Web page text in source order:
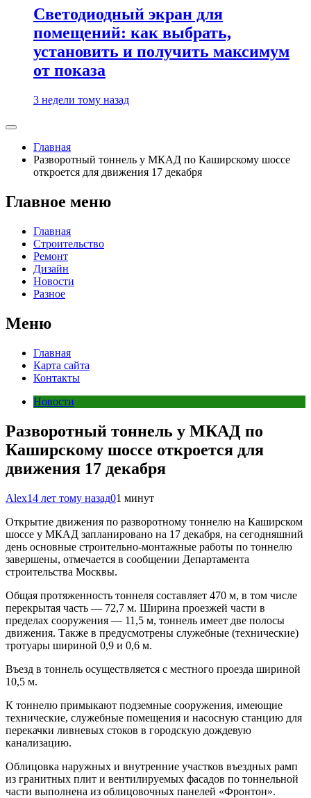
Светодиодный экран для
помещений: как выбрать,
установить и получить максимум
от показа
3 недели тому назад
Главная
Разворотный тоннель у МКАД по Каширскому шоссе
откроется для движения 17 декабря
Главное меню
Главная
Строительство
Ремонт
Дизайн
Новости
Разное
Меню
Главная
Карта сайта
Контакты
Новости
Разворотный тоннель у МКАД по
Каширскому шоссе откроется для
движения 17 декабря
Alex14 лет тому назад01 минут
Открытие движения по разворотному тоннелю на Каширском
шоссе у МКАД запланировано на 17 декабря, на сегодняшний
день основные строительно-монтажные работы по тоннелю
завершены, отмечается в сообщении Департамента
строительства Москвы.
Общая протяженность тоннеля составляет 470 м, в том числе
перекрытая часть — 72,7 м. Ширина проезжей части в
пределах сооружения — 11,5 м, тоннель имеет две полосы
движения. Также в предусмотрены служебные (технические)
тротуары шириной 0,9 и 0,6 м.
Въезд в тоннель осуществляется с местного проезда шириной
10,5 м.
К тоннелю примыкают подземные сооружения, имеющие
технические, служебные помещения и насосную станцию для
перекачки ливневых стоков в городскую дождевую
канализацию.
Облицовка наружных и внутренние участков въездных рамп
из гранитных плит и вентилируемых фасадов по тоннельной
части выполнена из облицовочных панелей «Фронтон».